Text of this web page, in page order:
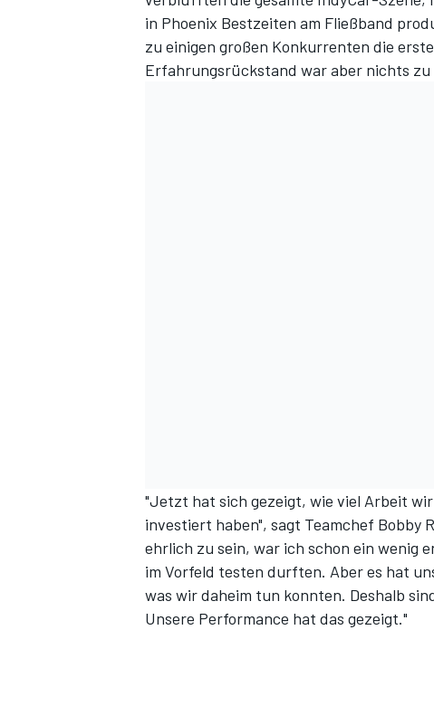
in Phoenix Bestzeiten am Fließband
zu einigen großen Konkurrenten die
Erfahrungsrückstand war aber nichts zu
"Jetzt hat sich gezeigt, wie viel Arbeit
investiert haben", sagt Teamchef Bobby
ehrlich zu sein, war ich schon ein wenig
im Vorfeld testen durften. Aber es hat
was wir daheim tun konnten. Deshalb
Unsere Performance hat das gezeigt."